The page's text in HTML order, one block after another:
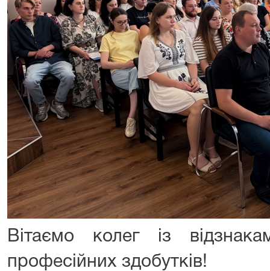
Вітаємо колег із
професійних здобутків!